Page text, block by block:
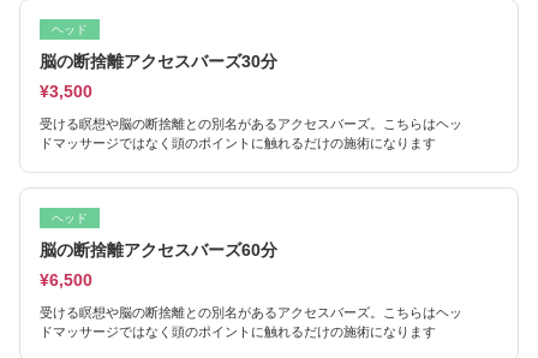
ヘッド
脳の断捨離アクセスバーズ30分
¥3,500
受ける瞑想や脳の断捨離との別名があるアクセスバーズ。こちらはヘッ
ドマッサージではなく頭のポイントに触れるだけの施術になります
ヘッド
脳の断捨離アクセスバーズ60分
¥6,500
受ける瞑想や脳の断捨離との別名があるアクセスバーズ。こちらはヘッ
ドマッサージではなく頭のポイントに触れるだけの施術になります